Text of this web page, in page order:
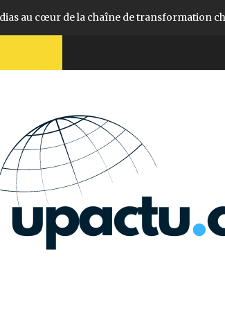
de transformation chez Ecogreen. Il